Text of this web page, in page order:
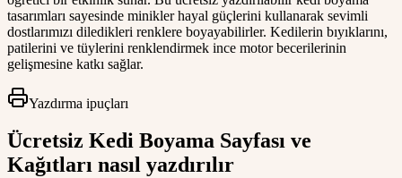
tasarımları sayesinde minikler hayal güçlerini kullanarak sevimli
dostlarımızı diledikleri renklere boyayabilirler. Kedilerin bıyıklarını,
patilerini ve tüylerini renklendirmek ince motor becerilerinin
gelişmesine katkı sağlar.
Yazdırma ipuçları
Ücretsiz Kedi Boyama Sayfası ve
Kağıtları nasıl yazdırılır